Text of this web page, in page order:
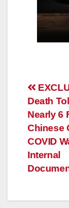
Post
Death
Nearly 6
Chinese
COVID
Internal